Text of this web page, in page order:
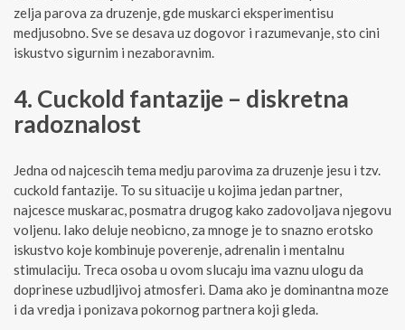
zelja parova za druzenje, gde muskarci eksperimentisu
medjusobno. Sve se desava uz dogovor i razumevanje, sto cini
iskustvo sigurnim i nezaboravnim.
4. Cuckold fantazije – diskretna
radoznalost
Jedna od najcescih tema medju parovima za druzenje jesu i tzv.
cuckold fantazije. To su situacije u kojima jedan partner,
najcesce muskarac, posmatra drugog kako zadovoljava njegovu
voljenu. Iako deluje neobicno, za mnoge je to snazno erotsko
iskustvo koje kombinuje poverenje, adrenalin i mentalnu
stimulaciju. Treca osoba u ovom slucaju ima vaznu ulogu da
doprinese uzbudljivoj atmosferi. Dama ako je dominantna moze
i da vredja i ponizava pokornog partnera koji gleda.